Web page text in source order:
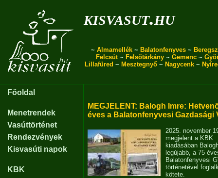
kisvasut.hu
~ Almamellék ~ Balatonfenyves ~
Felcsút~ Felsőtárkány ~ Gemenc ~
Lillafüred ~ Mesztegnyő ~ Nagycenk ~
Főoldal
Menetrendek
Vasúttörténet
Rendezvények
Kisvasúti napok
KBK
MEGJELENT: Balogh Imre:
éves a Balatonfenyvesi Gazdasági
2025. november
megjelent a KBK
kiadásában
legújabb, a 75
Balatonfenyvesi
történetével
kötete.